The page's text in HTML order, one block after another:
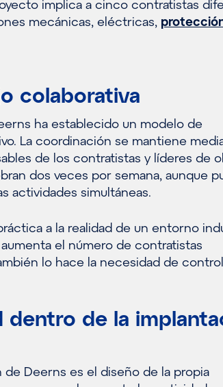
implica a cinco contratistas
mecánicas, eléctricas,
colaborativa
ha establecido un modelo de
La coordinación se mantiene
de los contratistas y líderes de
dos veces por semana, aunque
actividades simultáneas.
a la realidad de un entorno
el número de contratistas
lo hace la necesidad de
dentro de la
Deerns es el diseño de la propia